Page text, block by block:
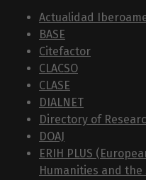
Actualidad
BASE
Citefactor
CLACSO
CLASE
DIALNET
Directory of
DOAJ
ERIH PLUS
Humanities and the